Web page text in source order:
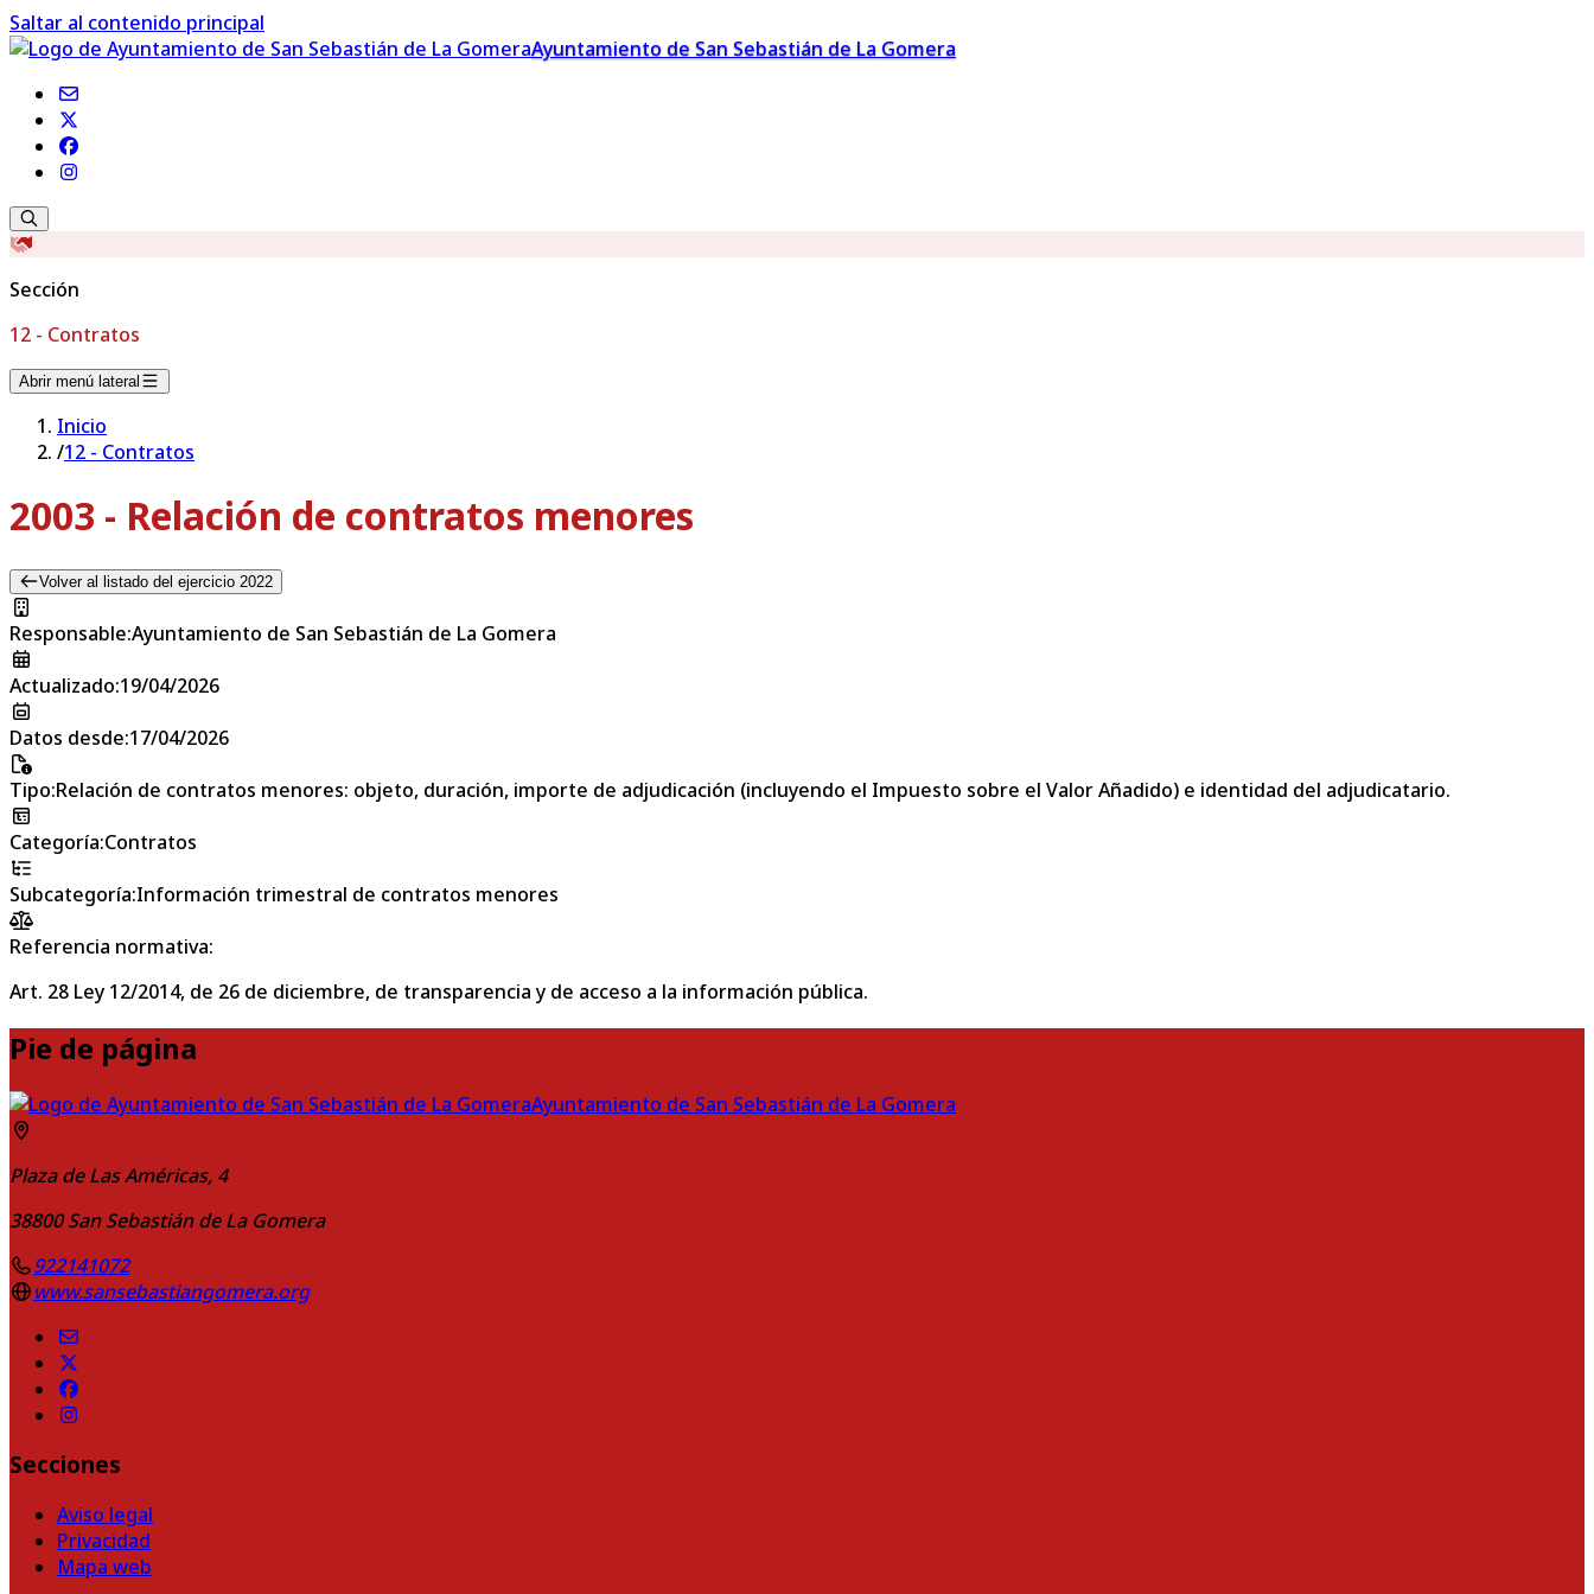
Saltar al contenido principal
Ayuntamiento de San Sebastián de La Gomera
Sección
12 - Contratos
Abrir menú lateral
Inicio
/12 - Contratos
2003 - Relación de contratos menores
Volver al listado del ejercicio 2022
Responsable:Ayuntamiento de San Sebastián de La Gomera
Actualizado:19/04/2026
Datos desde:17/04/2026
Tipo:Relación de contratos menores: objeto, duración, importe de adjudicación (incluyendo el Impuesto sobre el Valor Añadido) e identidad del adjudicatario.
Categoría:Contratos
Subcategoría:Información trimestral de contratos menores
Referencia normativa:
Art. 28 Ley 12/2014, de 26 de diciembre, de transparencia y de acceso a la información pública.
Pie de página
Ayuntamiento de San Sebastián de La Gomera
Plaza de Las Américas, 4
38800 San Sebastián de La Gomera
922141072
www.sansebastiangomera.org
Secciones
Aviso legal
Privacidad
Mapa web